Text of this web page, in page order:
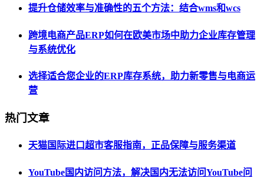
提升仓储效率与准确性的五个方法：结合wms和wcs
跨境电商产品ERP如何在欧美市场中助力企业库存管理
与系统优化
选择适合您企业的ERP库存系统，助力新零售与电商运
营
热门文章
天猫国际进口超市客服指南，正品保障与服务渠道
YouTube国内访问方法，解决国内无法访问YouTube问